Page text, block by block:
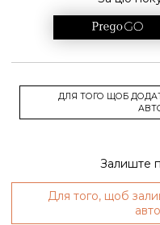
ДЛЯ ТОГО ЩОБ
Залиште
Для того, щоб